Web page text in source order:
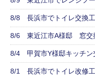
8/8 長浜市でトイレ交換工
8/6 東近江市A様邸 窓交
8/4 甲賀市Y様邸キッチン
8/1 長浜市でトイレ改修